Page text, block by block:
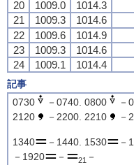
20
1009.0 1014.3
21
1009.3 1014.6
22
1009.6 1014.9
23
1009.3 1014.6
24
1009.1 1014.4
記事
0730
－0740. 0800 －
2120
－2200. 2210 －
1340 －1440. 1530 －
－1920
－ 21 －